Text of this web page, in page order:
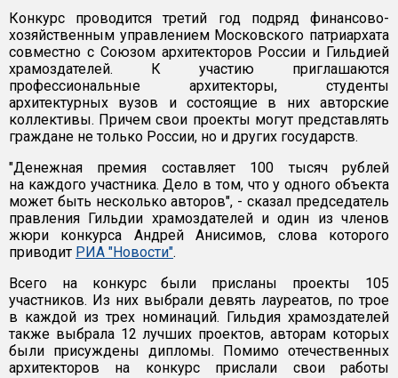
Конкурс проводится третий год подряд финансово-
хозяйственным управлением Московского патриархата
совместно с Союзом архитекторов России и Гильдией
храмоздателей. К участию приглашаются
профессиональные архитекторы, студенты
архитектурных вузов и состоящие в них авторские
коллективы. Причем свои проекты могут представлять
граждане не только России, но и других государств.
"Денежная премия составляет 100 тысяч рублей
на каждого участника. Дело в том, что у одного объекта
может быть несколько авторов", - сказал председатель
правления Гильдии храмоздателей и один из членов
жюри конкурса Андрей Анисимов, слова которого
приводит РИА "Новости".
Всего на конкурс были присланы проекты 105
участников. Из них выбрали девять лауреатов, по трое
в каждой из трех номинаций. Гильдия храмоздателей
также выбрала 12 лучших проектов, авторам которых
были присуждены дипломы. Помимо отечественных
архитекторов на конкурс прислали свои работы